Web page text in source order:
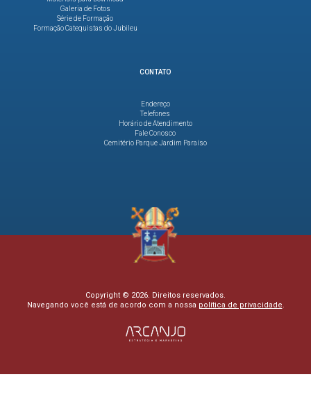
Galeria de Fotos
Série de Formação
Formação Catequistas do Jubileu
CONTATO
Endereço
Telefones
Horário de Atendimento
Fale Conosco
Cemitério Parque Jardim Paraíso
Copyright © 2026. Direitos reservados.
Navegando você está de acordo com a nossa política de privacidade.